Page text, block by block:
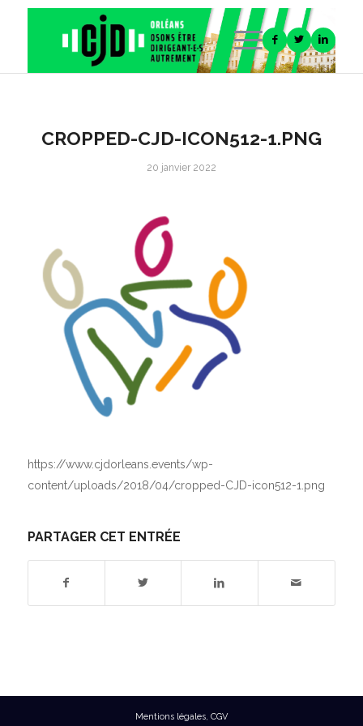
CROPPED-CJD-ICON512-1.PNG
20 janvier 2022
https://www.cjdorleans.events/wp-
content/uploads/2018/04/cropped-CJD-icon512-1.png
PARTAGER CET ENTRÉE
Mentions légales, CGV